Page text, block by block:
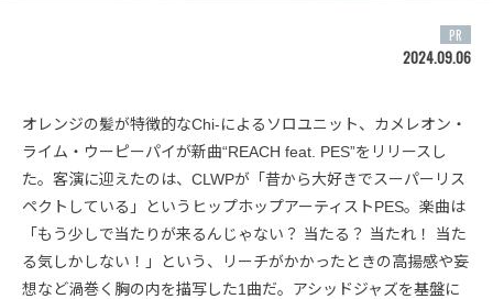
PR
2024.09.06
オレンジの髪が特徴的なChi-によるソロユニット、カメレオン・
ライム・ウーピーパイが新曲“REACH feat. PES”をリリースし
た。客演に迎えたのは、CLWPが「昔から大好きでスーパーリス
ペクトしている」というヒップホップアーティストPES。楽曲は
「もう少しで当たりが来るんじゃない？ 当たる？ 当たれ！ 当た
る気しかしない！」という、リーチがかかったときの高揚感や妄
想など渦巻く胸の内を描写した1曲だ。アシッドジャズを基盤に